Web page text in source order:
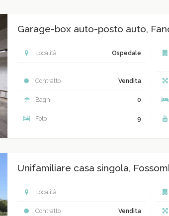
Garage-box auto-posto auto,
Località Ospedale
Contratto Vendita
Bagni 0
Foto 9
Unifamiliare casa singola,
Località
Contratto Vendita